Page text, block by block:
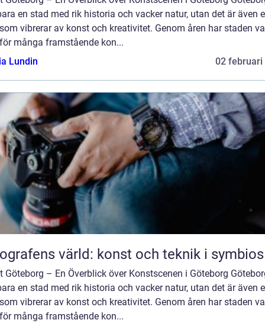
en stad med rik historia och vacker natur, utan det är även
vibrerar av konst och kreativitet. Genom åren har staden
många framstående kon...
Lundin
02 februari
värld: konst och teknik i symbios
Göteborg – En Överblick över Konstscenen i Göteborg
en stad med rik historia och vacker natur, utan det är även
vibrerar av konst och kreativitet. Genom åren har staden
många framstående kon...